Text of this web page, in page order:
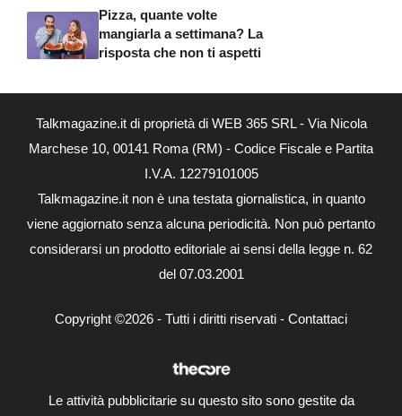
Pizza, quante volte
mangiarla a settimana? La
risposta che non ti aspetti
Talkmagazine.it di proprietà di WEB 365 SRL - Via Nicola
Marchese 10, 00141 Roma (RM) - Codice Fiscale e Partita
I.V.A. 12279101005
Talkmagazine.it non è una testata giornalistica, in quanto
viene aggiornato senza alcuna periodicità. Non può pertanto
considerarsi un prodotto editoriale ai sensi della legge n. 62
del 07.03.2001
Copyright ©2026 - Tutti i diritti riservati - Contattaci
Le attività pubblicitarie su questo sito sono gestite da